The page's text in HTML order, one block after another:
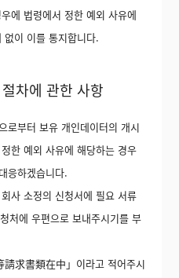
에 법령에서 정한 예외 사유에
이 이를 통지합니다.
차에 관한 사항
로부터 보유 개인데이터의 개시
한 예외 사유에 해당하는 경우
응하겠습니다.
사 소정의 신청서에 필요 서류
처에 우편으로 보내주시기를 부
求書類在中」이라고 적어주시